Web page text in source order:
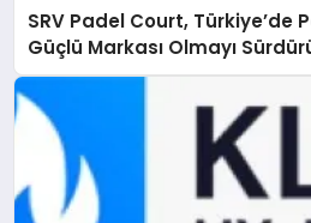
SRV Padel Court, Türkiye’de
Güçlü Markası Olmayı